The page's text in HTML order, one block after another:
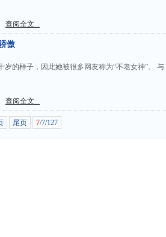
查阅全文...
傲
的样子，因此她被很多网友称为“不老女神”。 与
查阅全文...
尾页 7/7/127